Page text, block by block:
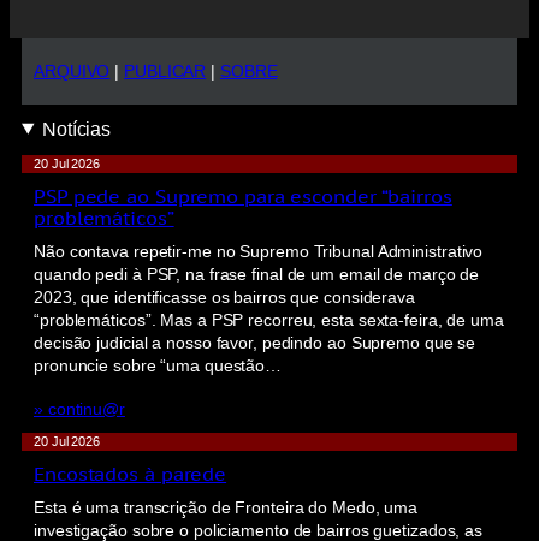
ARQUIVO PUBLICAR SOBRE
Notícias
20 Jul 2026
PSP pede ao Supremo para esconder “bairros
problemáticos”
Não contava repetir-me no Supremo Tribunal Administrativo
quando pedi à PSP, na frase final de um email de março de
2023, que identificasse os bairros que considerava
“problemáticos”. Mas a PSP recorreu, esta sexta-feira, de uma
decisão judicial a nosso favor, pedindo ao Supremo que se
pronuncie sobre “uma questão…
» continu@r
20 Jul 2026
Encostados à parede
Esta é uma transcrição de Fronteira do Medo, uma
investigação sobre o policiamento de bairros guetizados, as